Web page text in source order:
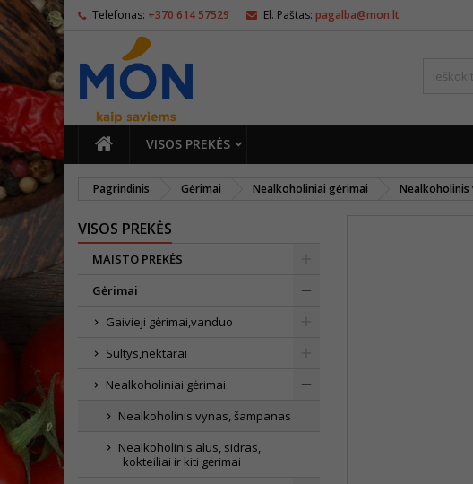
Telefonas: +370 614 57529 El. Paštas: pagalba@mon.lt
PAGRINDINIS
VISOS PREKĖS
Pagrindinis Gėrimai Nealkoholiniai gėrimai Nealkoholinis
VISOS PREKĖS
MAISTO PREKĖS
Gėrimai
Gaivieji gėrimai,vanduo
Sultys,nektarai
Nealkoholiniai gėrimai
Nealkoholinis vynas, šampanas
Nealkoholinis alus, sidras,
kokteiliai ir kiti gėrimai